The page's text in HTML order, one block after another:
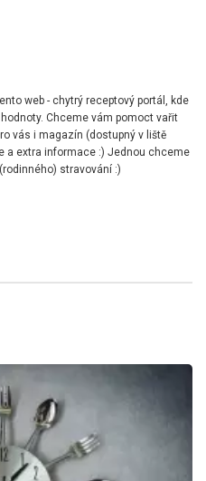
web - chytrý receptový portál, kde
Chceme vám pomoct vařit
vás i magazín (dostupný v liště
a extra informace :) Jednou chceme
stravování :)